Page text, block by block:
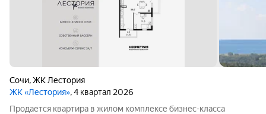
Сочи,ЖК Лестория
ЖК «Лестория», 4 квартал 2026
Продается квартира в жилом комплексе бизнес-класса